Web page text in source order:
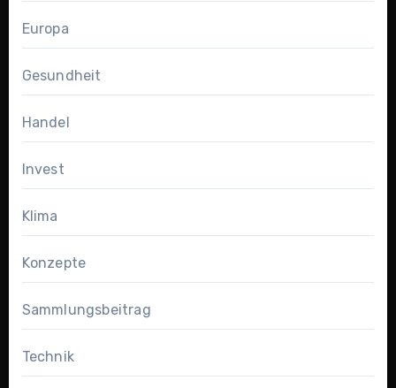
Europa
Gesundheit
Handel
Invest
Klima
Konzepte
Sammlungsbeitrag
Technik